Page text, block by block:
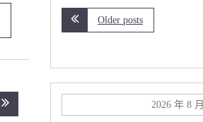
Older posts
2026 年 8 月